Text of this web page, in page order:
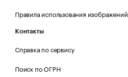
Правила использования изображений
Контакты
Справка по сервису
Поиск по ОГРН